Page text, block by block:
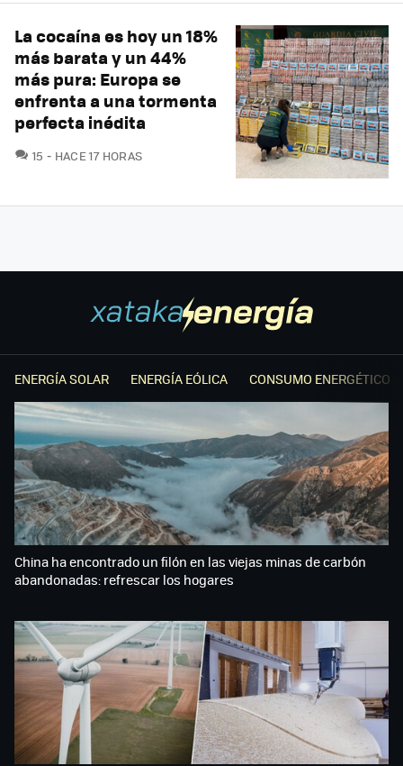
La cocaína es hoy un 18%
más barata y un 44%
más pura: Europa se
enfrenta a una tormenta
perfecta inédita
15 COMENTARIOS
HACE 17 HORAS
ENERGÍA SOLAR ENERGÍA EÓLICA CONSUMO ENERGÉTICO
China ha encontrado un filón en las viejas minas de carbón
abandonadas: refrescar los hogares